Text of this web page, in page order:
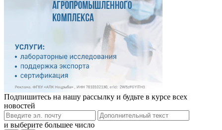
Подпишитесь на нашу рассылку и будьте в курсе всех
новостей
и выберите большее число